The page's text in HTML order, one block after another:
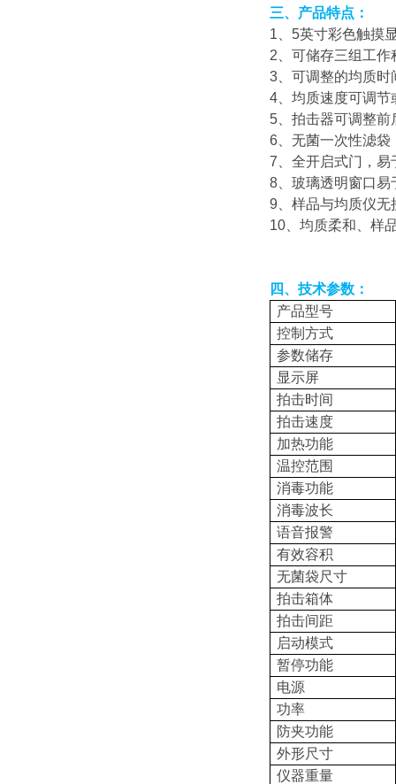
三、产品特点：
1、5英寸彩色触摸
2、可储存三组工作
3、可调整的均质时
4、均质速度可调节
5、拍击器可调整前
6、无菌一次性滤袋
7、全开启式门，易
8、玻璃透明窗口易
9、样品与均质仪无
10、均质柔和、样
四、技术参数：
产品型号
控制方式
参数储存
显示屏
拍击时间
拍击速度
加热功能
温控范围
消毒功能
消毒波长
语音报警
有效容积
无菌袋尺寸
拍击箱体
拍击间距
启动模式
暂停功能
电源
功率
防夹功能
外形尺寸
仪器重量